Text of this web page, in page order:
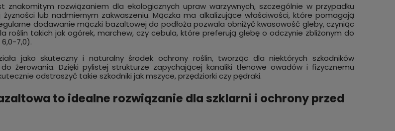
znakomitym rozwiązaniem dla ekologicznych upraw warzywnych, szczególnie w przypadku
żyzności lub nadmiernym zakwaszeniu. Mączka ma alkalizujące właściwości, które pomagają
dodawanie mączki bazaltowej do podłoża pozwala obniżyć kwasowość gleby, czyniąc
roślin takich jak ogórek, marchew, czy cebula, które preferują glebę o odczynie zbliżonym do
7,0).
jako skuteczny i naturalny środek ochrony roślin, tworząc dla niektórych szkodników
żerowania. Dzięki pylistej strukturze zapychającej kanaliki tlenowe owadów i fizycznemu
odstraszyć takie szkodniki jak mszyce, przędziorki czy pędraki.
to idealne rozwiązanie dla szklarni i ochrony przed